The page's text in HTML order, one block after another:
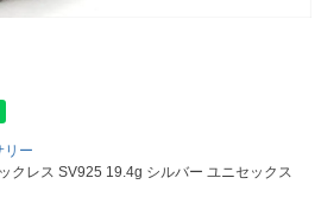
リー
クレス SV925 19.4g シルバー ユニセックス